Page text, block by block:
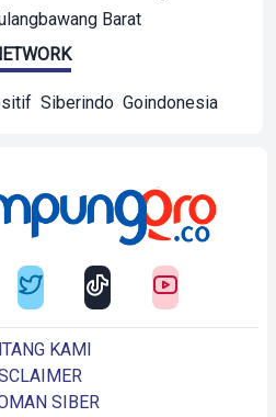
Barat
Siberindo Goindonesia
KAMI
SIBER